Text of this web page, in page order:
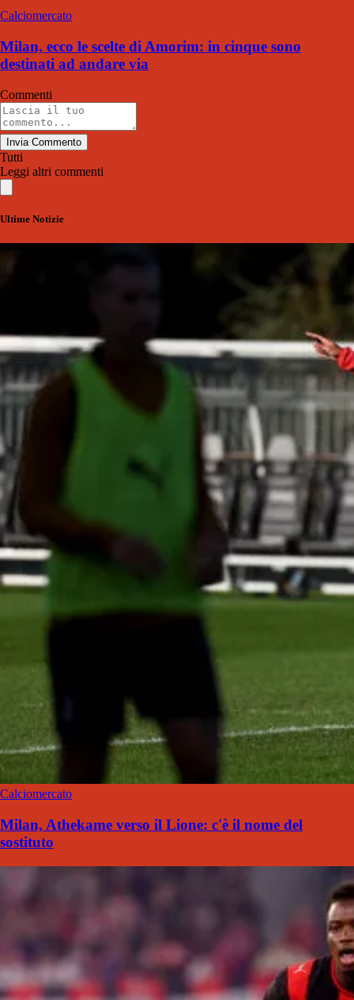
Calciomercato
Milan, ecco le scelte di Amorim: in cinque sono
destinati ad andare via
Commenti
Invia Commento
Tutti
Leggi altri commenti
Ultime Notizie
Calciomercato
Milan, Athekame verso il Lione: c'è il nome del
sostituto